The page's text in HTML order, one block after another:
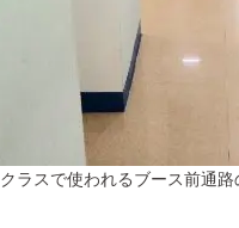
ラスで使われるブース前通路